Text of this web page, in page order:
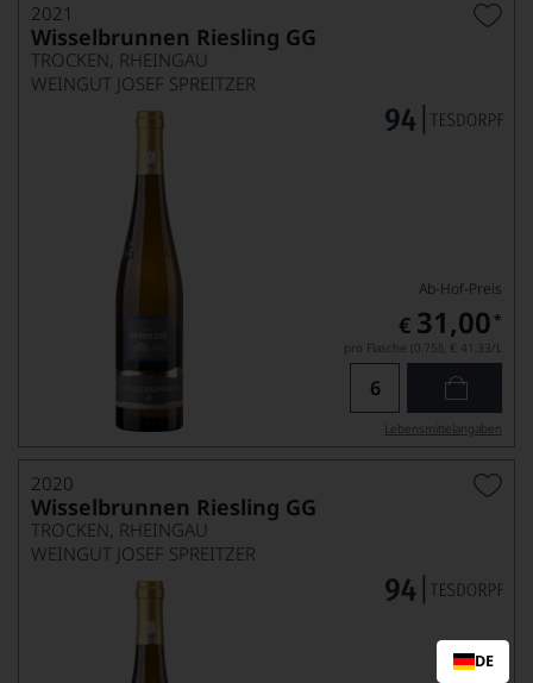
2021
Wisselbrunnen Riesling GG
TROCKEN, RHEINGAU
WEINGUT JOSEF SPREITZER
Ab-Hof-Preis
€ 31,00 *
pro Flasche (0.75l), € 41,33/L
Lebensmittel­angaben
2020
Wisselbrunnen Riesling GG
TROCKEN, RHEINGAU
WEINGUT JOSEF SPREITZER
DE